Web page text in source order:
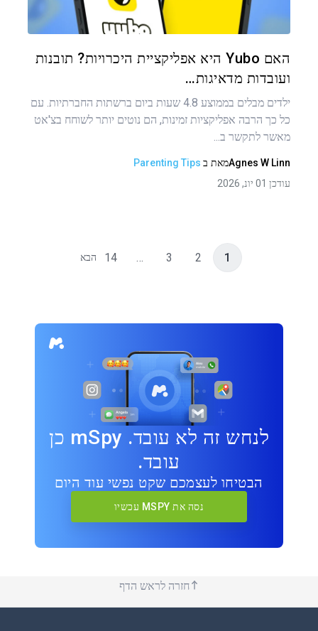
האם Yubo היא אפליקציית היכרויות? תובנות
ועובדות מדאיגות…
ילדים מבלים בממוצע 4.8 שעות ביום ברשתות החברתיות. עם
כל כך הרבה אפליקציות זמינות, הם נוטים יותר לשוחח בצ'אט
מאשר לתקשר ב...
Agnes W Linnמאת ב Parenting Tips
עודכן 01 יונ, 2026
1
2
3
…
14 הבא
לנחש זה לא עובד. mSpy כן
עובד.
הבטיחו לעצמכם שקט נפשי עוד היום
נסה את MSPY עכשיו
חזרה לראש הדף